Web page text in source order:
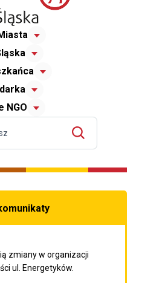
NGO
zmiany w organizacji
ul. Energetyków.